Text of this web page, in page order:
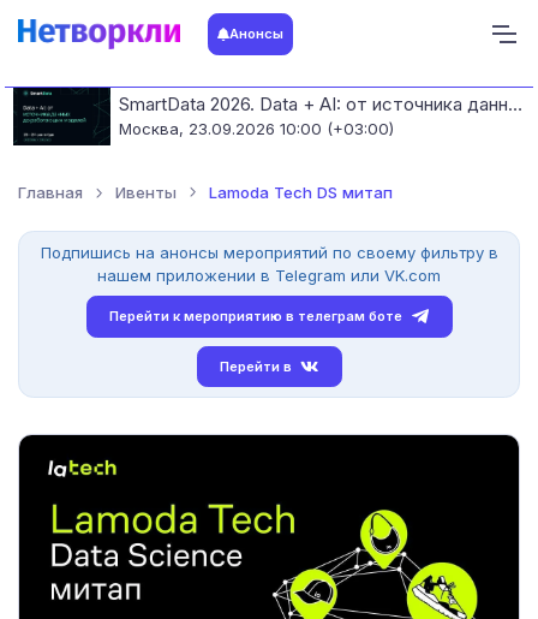
Анонсы
SmartData 2026. Data + AI: от источника данных до работающих моделей
Москва, 23.09.2026 10:00 (+03:00)
Главная Ивенты Lamoda Tech DS митап
Подпишись на анонсы мероприятий по своему фильтру в
нашем приложении в Telegram или VK.com
Перейти к мероприятию в телеграм боте
Перейти в